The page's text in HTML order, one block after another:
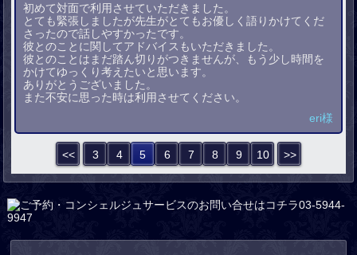
初めて対面で利用させていただきました。
とても緊張しましたが先生がとてもお優しく語りかけてくだ
さったので話しやすかったです。
彼とのことに関してアドバイスもいただきました。
彼とのことはまだ踏ん切りがつきませんが、もう少し時間を
かけてゆっくり考えたいと思います。
ありがとうございました。
また不安に思った時は利用させてください。
eri様
<< 3 4 5 6 7 8 9 10 >>